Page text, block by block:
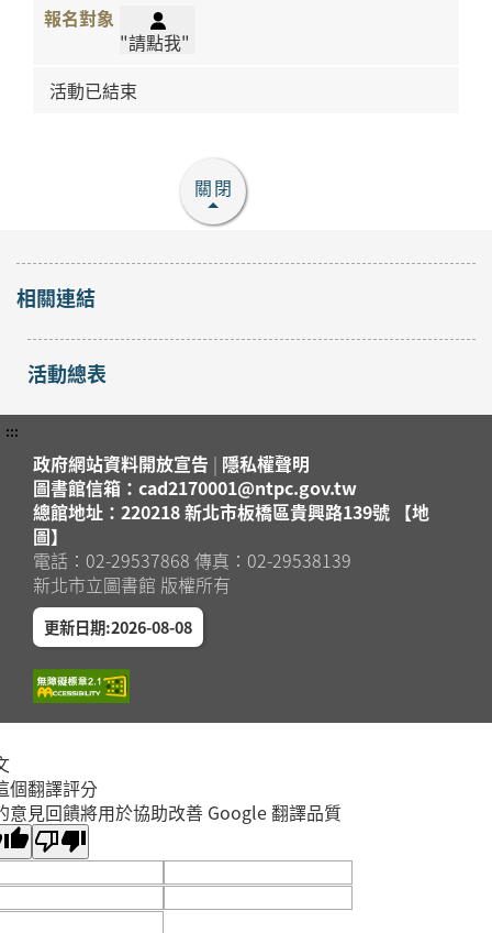
"請點我"
活動已結束
關閉
相關連結
活動總表
:::
政府網站資料開放宣告 | 隱私權聲明
圖書館信箱：cad2170001@ntpc.gov.tw
總館地址：220218 新北市板橋區貴興路139號 【地
圖】
電話：02-29537868 傳真：02-29538139
新北市立圖書館 版權所有
更新日期:2026-08-08
個翻譯評分
意見回饋將用於協助改善 Google 翻譯品質